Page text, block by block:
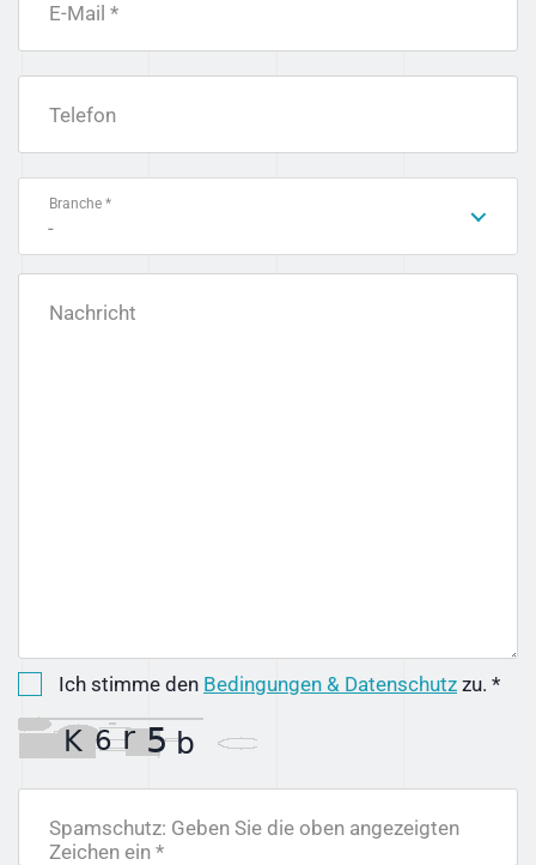
E-Mail *
Telefon
Branche *
-
Nachricht
Ich stimme den Bedingungen & Datenschutz zu. *
Spamschutz: Geben Sie die oben angezeigten
Zeichen ein *